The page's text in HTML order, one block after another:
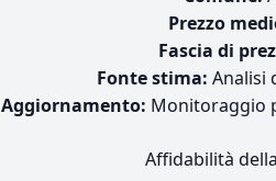
Prezzo
Fascia di
Fonte stima: Analisi
Aggiornamento: Monitoraggio
Affidabilità